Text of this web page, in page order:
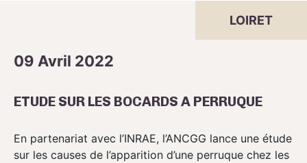
LOIRET
09 Avril 2022
ETUDE SUR LES BOCARDS A PERRUQUE
En partenariat avec l’INRAE, l’ANCGG lance une étude
sur les causes de l’apparition d’une perruque chez les